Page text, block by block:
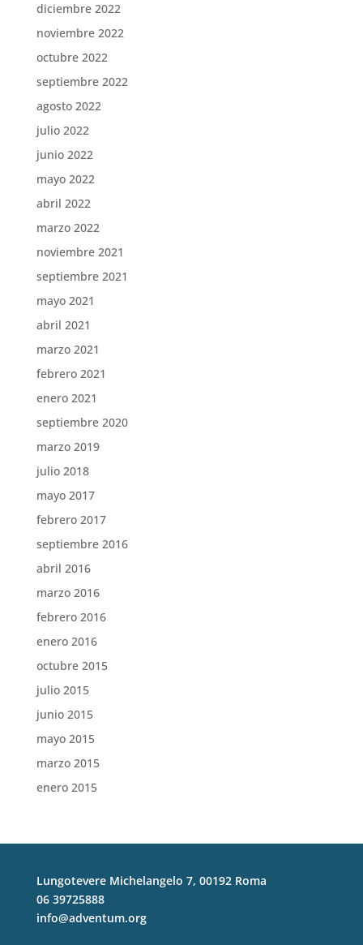
diciembre 2022
noviembre 2022
octubre 2022
septiembre 2022
agosto 2022
julio 2022
junio 2022
mayo 2022
abril 2022
marzo 2022
noviembre 2021
septiembre 2021
mayo 2021
abril 2021
marzo 2021
febrero 2021
enero 2021
septiembre 2020
marzo 2019
julio 2018
mayo 2017
febrero 2017
septiembre 2016
abril 2016
marzo 2016
febrero 2016
enero 2016
octubre 2015
julio 2015
junio 2015
mayo 2015
marzo 2015
enero 2015
Lungotevere Michelangelo 7, 00192 Roma
06 39725888
info@adventum.org